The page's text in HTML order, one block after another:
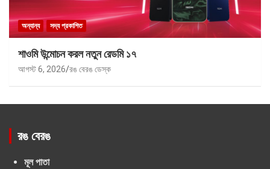
অন্যান্য সদ্য প্রকাশিত
শাওমি উন্মোচন করল নতুন রেডমি ১৭
আগস্ট 6, 2026 রঙ বেরঙ ডেস্ক
রঙ বেরঙ
মূল পাতা